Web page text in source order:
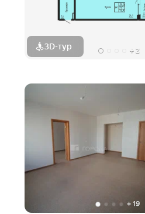
3D-тур + 2
+ 19